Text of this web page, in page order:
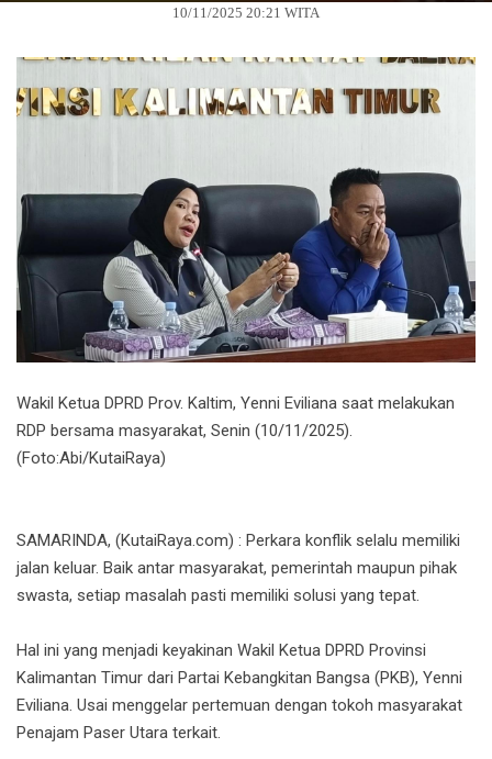
10/11/2025 20:21 WITA
‎Wakil Ketua DPRD Prov. Kaltim, Yenni Eviliana saat melakukan
RDP bersama masyarakat, Senin (10/11/2025).
(Foto:Abi/KutaiRaya)
‎SAMARINDA, (KutaiRaya.com) : ‎Perkara konflik selalu memiliki
jalan keluar. Baik antar masyarakat, pemerintah maupun pihak
swasta, setiap masalah pasti memiliki solusi yang tepat.
‎Hal ini yang menjadi keyakinan Wakil Ketua DPRD Provinsi
Kalimantan Timur dari Partai Kebangkitan Bangsa (PKB), Yenni
Eviliana. ‎Usai menggelar pertemuan dengan tokoh masyarakat
Penajam Paser Utara terkait.